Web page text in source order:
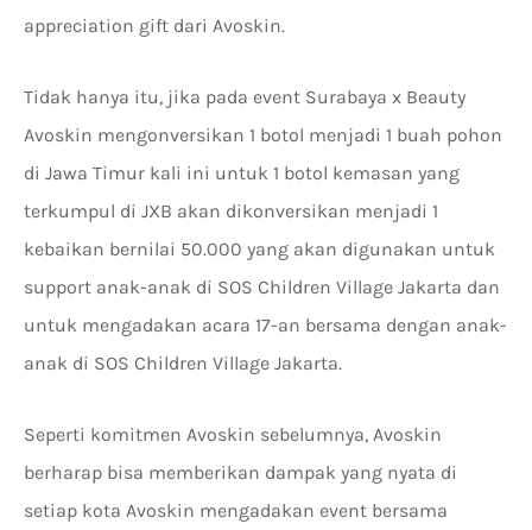
appreciation gift dari Avoskin.
Tidak hanya itu, jika pada event Surabaya x Beauty
Avoskin mengonversikan 1 botol menjadi 1 buah pohon
di Jawa Timur kali ini untuk 1 botol kemasan yang
terkumpul di JXB akan dikonversikan menjadi 1
kebaikan bernilai 50.000 yang akan digunakan untuk
support anak-anak di SOS Children Village Jakarta dan
untuk mengadakan acara 17-an bersama dengan anak-
anak di SOS Children Village Jakarta.
Seperti komitmen Avoskin sebelumnya, Avoskin
berharap bisa memberikan dampak yang nyata di
setiap kota Avoskin mengadakan event bersama